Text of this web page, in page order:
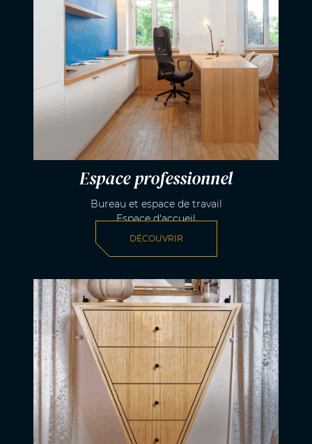
Espace professionnel
Bureau et espace de travail
Espace d'accueil
DÉCOUVRIR